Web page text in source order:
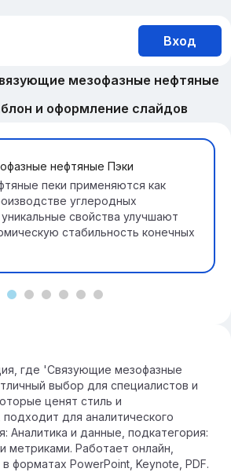
Вход
мезофазные нефтяные
и оформление слайдов
нефтяные Пэки
пеки применяются как
углеродных
свойства улучшают
стабильность конечных
где 'Связующие мезофазные
выбор для специалистов и
ценят стиль и
подходит для аналитического
Аналитика и данные, подкатегория:
метриками. Работает онлайн,
форматах PowerPoint, Keynote, PDF.